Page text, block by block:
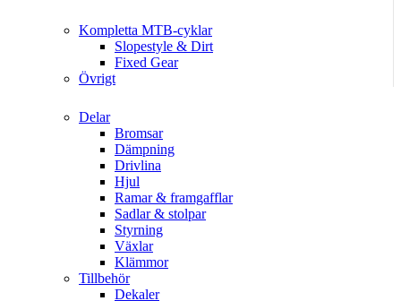
Kompletta MTB-cyklar
Slopestyle & Dirt
Fixed Gear
Övrigt
Delar
Bromsar
Dämpning
Drivlina
Hjul
Ramar & framgafflar
Sadlar & stolpar
Styrning
Växlar
Klämmor
Tillbehör
Dekaler